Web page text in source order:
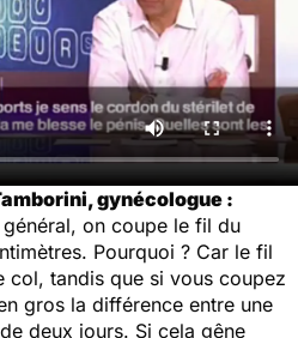
gynécologue :
on coupe le fil du
Pourquoi ? Car le fil
col, tandis que si vous coupez
gros la différence entre une
deux jours. Si cela gêne